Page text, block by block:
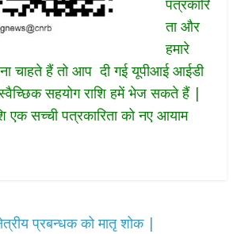
पत्रकारि
ता और
हमारे
चाहते हैं तोआप दी गई यूपीआई आईडी
सहयोग राशि हमें भेज सकते हैं |
एक सच्ची पत्रकारिता को नए आयाम
प्रबन्धक को मातृ शोक |